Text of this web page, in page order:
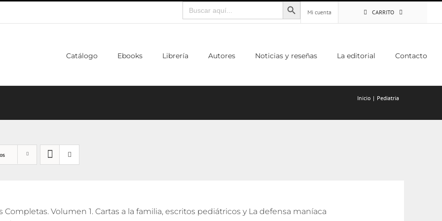
Buscar:
Mi cuenta
CARRITO
Catálogo Ebooks Librería Autores Noticias y reseñas La editorial Contacto
Inicio Pediatria
Completas. Volumen 1. Cartas a la familia, escritos pediátricos y La defensa maníaca